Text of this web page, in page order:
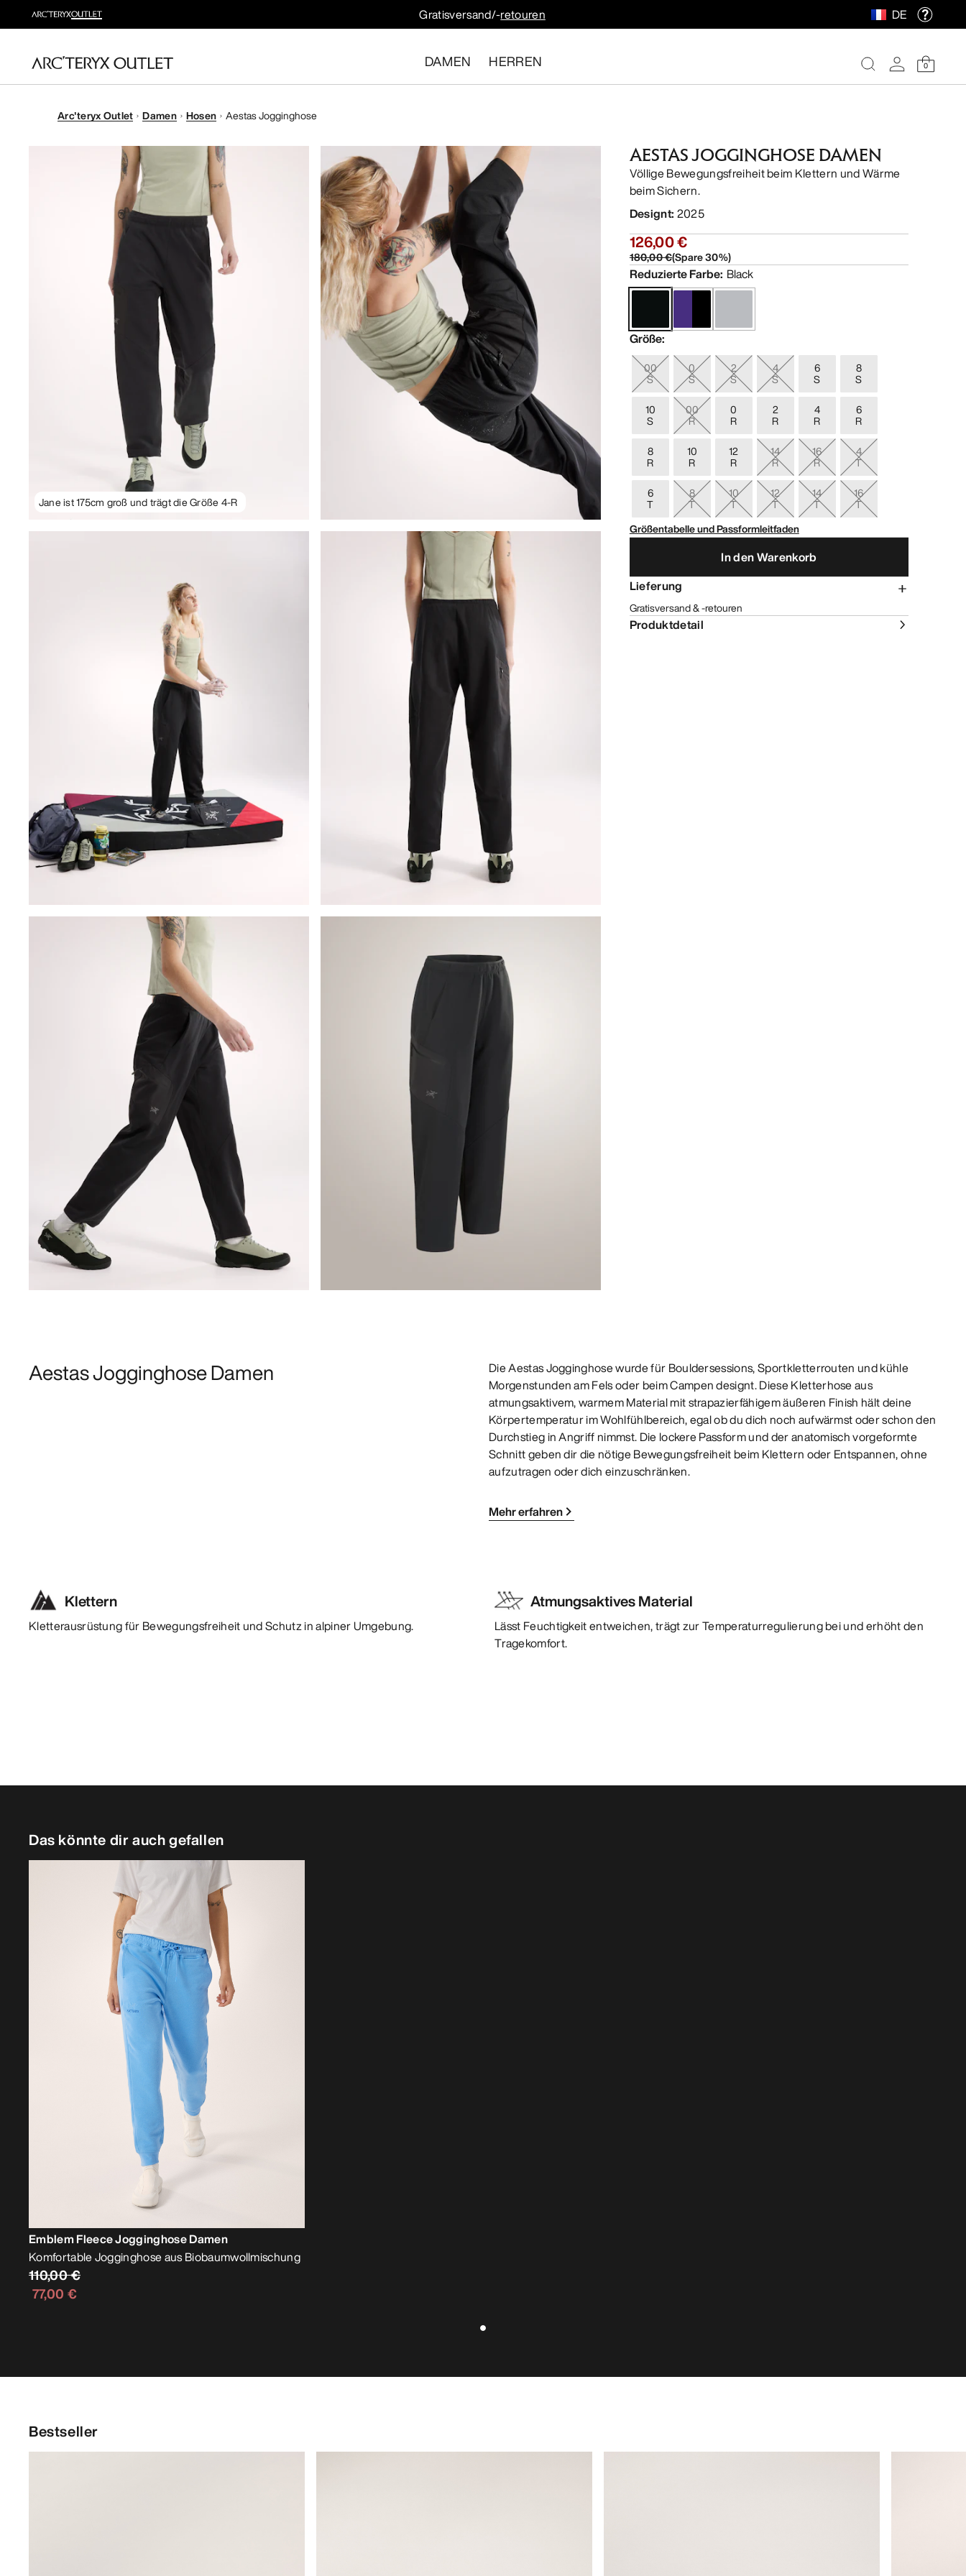
Gratisversand/-retouren DE
DAMEN HERREN 0
Arc'teryx Outlet Damen Hosen Aestas Jogginghose
Jane ist 175cm groß und trägt die Größe 4-R
AESTAS JOGGINGHOSE DAMEN
Völlige Bewegungsfreiheit beim Klettern und Wärme
beim Sichern.
Designt: 2025
126,00 €
180,00 €(Spare30%)
Reduzierte Farbe: Black
Größe:
00
S
0
S
2
S
4
S
6
S
8
S
10
S
00
R
0
R
2
R
4
R
6
R
8
R
10
R
12
R
14
R
16
R
4
T
6
T
8
T
10
T
12
T
14
T
16
T
Größentabelle und Passformleitfaden
In den Warenkorb
Lieferung
Gratisversand & -retouren
Produktdetail
Aestas Jogginghose Damen
Die Aestas Jogginghose wurde für Bouldersessions, Sportkletterrouten und kühle
Morgenstunden am Fels oder beim Campen designt. Diese Kletterhose aus
atmungsaktivem, warmem Material mit strapazierfähigem äußeren Finish hält deine
Körpertemperatur im Wohlfühlbereich, egal ob du dich noch aufwärmst oder schon den
Durchstieg in Angriff nimmst. Die lockere Passform und der anatomisch vorgeformte
Schnitt geben dir die nötige Bewegungsfreiheit beim Klettern oder Entspannen, ohne
aufzutragen oder dich einzuschränken.
Mehr erfahren
Klettern
Kletterausrüstung für Bewegungsfreiheit und Schutz in alpiner Umgebung.
Atmungsaktives Material
Lässt Feuchtigkeit entweichen, trägt zur Temperaturregulierung bei und erhöht den
Tragekomfort.
Das könnte dir auch gefallen
Emblem Fleece Jogginghose Damen
Komfortable Jogginghose aus Biobaumwollmischung
110,00 €
77,00 €
Bestseller